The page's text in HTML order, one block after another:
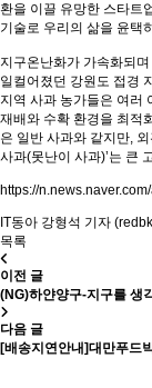
환을 이끌 유망한 스타트
기술로 우리의 삶을 윤택
지구온난화가 가속화되
일컬어졌던 강원도 접경
지역 사과 농가들은 여러
재배와 수확 환경을 최적
은 일반 사과와 같지만,
사과(못난이 사과)’는 큰
https://
IT동아 강형석 기자 (
목록
이전 글
(NG)하얀양구-지구를 생
다음 글
[배송지연안내]대만푸드